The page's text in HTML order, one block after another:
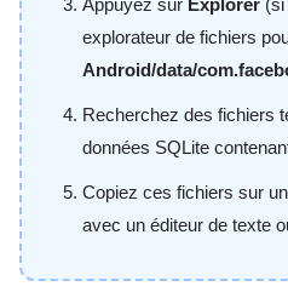
Appuyez sur Explorer (si
explorateur de fichiers
Android/data/
Recherchez des fichiers
données SQLite
Copiez ces fichiers sur
avec un éditeur de texte